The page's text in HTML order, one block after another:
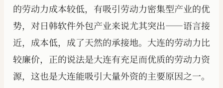
的劳动力成本较低，有吸引劳动力密集型产业的优
势，对日韩软件外包产业来说尤其突出——语言接
近，成本低，成了天然的承接地。大连的劳动力比
较廉价，正的说法是大连有充足而优质的劳动力资
源，这也是大连能吸引大量外资的主要原因之一。